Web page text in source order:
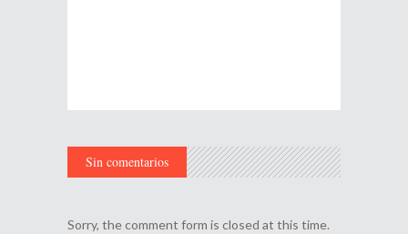
Sin comentarios
Sorry, the comment form is closed at this time.